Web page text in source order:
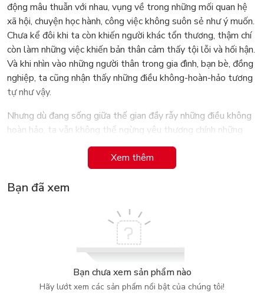
động mâu thuẫn với nhau, vụng về trong những mối quan hệ
xã hội, chuyện học hành, công việc không suôn sẻ như ý muốn.
Chưa kể đôi khi ta còn khiến người khác tổn thương, thậm chí
còn làm những việc khiến bản thân cảm thấy tội lỗi và hối hận.
Và khi nhìn vào những người thân trong gia đình, bạn bè, đồng
nghiệp, ta cũng nhận thấy những điều không-hoàn-hảo tương
tự như vậy.
Nhưng dù đang sống giữa thế gian đầy rẫy những điều không
hoàn hảo, ta vẫn không thể ngừng yêu thương chính những
điều không hoàn hảo ấy. Cuộc sống rất đáng để trân trọng, ta
không thể phí hoài cuộc sống vào việc mỉa mai hay căm ghét
thứ gì đó chỉ vì không thể hiểu được nó hoặc nó không vừa ý
ta.
Mong sao những dòng chữ nhỏ bé của tôi có thể đem đến
cho độc giả dũng khí, giúp họ chữa lành vết thương lòng và
dành ra cho riêng mình khoảng thời gian để yêu bản thân…
Mong sao cuốn sách này sẽ trở thành bàn tay giữ lấy bạn khi
bạn rơi vào tuyệt vọng, sẽ trở thành khoảng lặng để bạn tạm
dừng chân giữa những hỗn độn ồn ào.”
Xem thêm
Bạn đã xem
Bạn chưa xem sản phẩm nào
Hãy lướt xem các sản phẩm nổi bật của chúng tôi!